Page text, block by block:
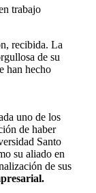
trabajo
recibida. La
de su
han hecho
uno de los
de haber
Santo
su aliado en
de sus